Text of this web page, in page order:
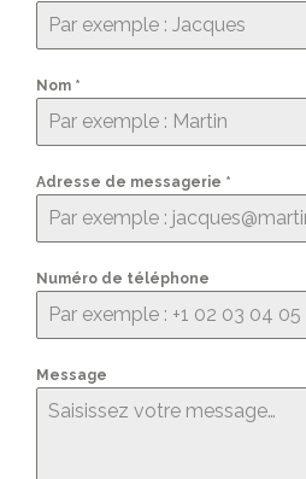
Nom *
Adresse de messagerie *
Numéro de téléphone
Message